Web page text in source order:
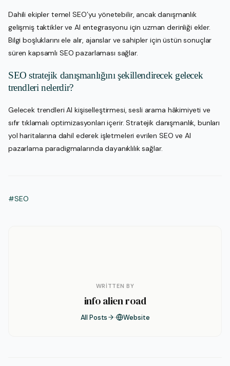
Dahili ekipler temel SEO’yu yönetebilir, ancak danışmanlık
gelişmiş taktikler ve AI entegrasyonu için uzman derinliği ekler.
Bilgi boşluklarını ele alır, ajanslar ve sahipler için üstün sonuçlar
süren kapsamlı SEO pazarlaması sağlar.
SEO stratejik danışmanlığını şekillendirecek gelecek
trendleri nelerdir?
Gelecek trendleri AI kişiselleştirmesi, sesli arama hâkimiyeti ve
sıfır tıklamalı optimizasyonları içerir. Stratejik danışmanlık, bunları
yol haritalarına dahil ederek işletmeleri evrilen SEO ve AI
pazarlama paradigmalarında dayanıklılık sağlar.
#SEO
WRITTEN BY
info alien road
All Posts Website